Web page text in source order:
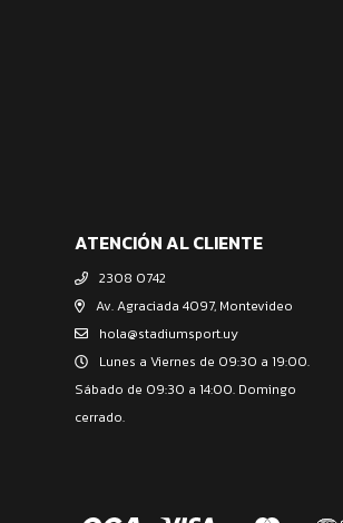
ATENCIÓN AL CLIENTE
2308 0742
Av. Agraciada 4097, Montevideo
hola@stadiumsport.uy
Lunes a Viernes de 09:30 a 19:00.
Sábado de 09:30 a 14:00. Domingo
cerrado.